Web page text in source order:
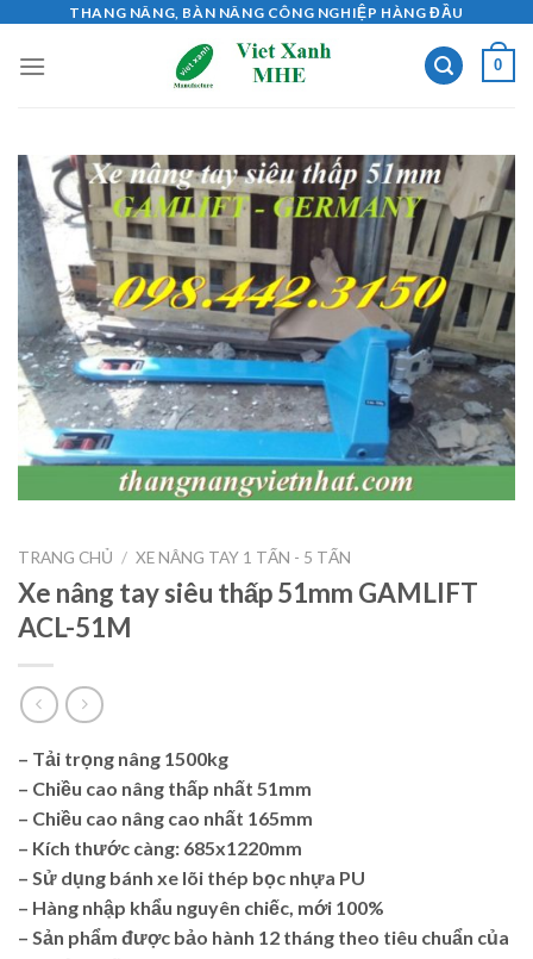
content
THANG NÂNG, BÀN NÂNG CÔNG NGHIỆP HÀNG ĐẦU
0
TRANG CHỦ / XE NÂNG TAY 1 TẤN - 5 TẤN
Xe nâng tay siêu thấp 51mm GAMLIFT
ACL-51M
– Tải trọng nâng 1500kg
– Chiều cao nâng thấp nhất 51mm
– Chiều cao nâng cao nhất 165mm
– Kích thước càng: 685x1220mm
– Sử dụng bánh xe lõi thép bọc nhựa PU
– Hàng nhập khẩu nguyên chiếc, mới 100%
– Sản phẩm được bảo hành 12 tháng theo tiêu chuẩn của